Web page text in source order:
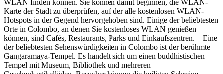
WLAN finden können. Sie können damit beginnen, die WLAN-
Karte der Stadt zu überprüfen, auf der alle kostenlosen WLAN-
Hotspots in der Gegend hervorgehoben sind. Einige der beliebtesten
Orte in Colombo, an denen Sie kostenloses WLAN genießen
können, sind Cafés, Restaurants, Parks und Einkaufszentren. Eine
der beliebtesten Sehenswürdigkeiten in Colombo ist der berühmte
Gangaramaya-Tempel. Es handelt sich um einen buddhistischen
Tempel mit Museum, Bibliothek und mehreren